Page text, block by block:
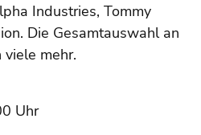
Industries, Tommy
Die Gesamtauswahl an
viele mehr.
Uhr